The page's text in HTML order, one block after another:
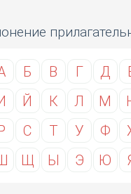
Б В Г Д
Й К Л М
С Т У Ф
Щ Ы Э Ю